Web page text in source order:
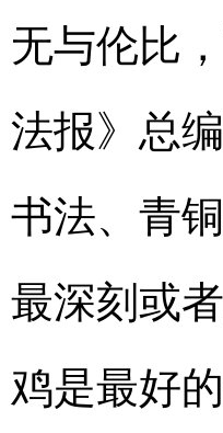
无与伦比
法报》总
书法、青
最深刻或
鸡是最好